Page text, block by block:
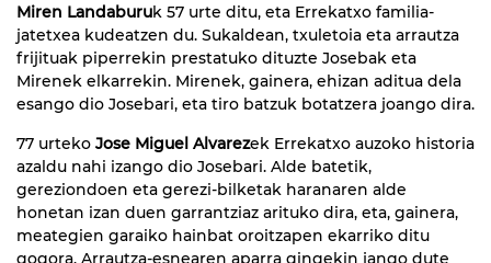
Miren Landaburuk 57 urte ditu, eta Errekatxo familia-
jatetxea kudeatzen du. Sukaldean, txuletoia eta arrautza
frijituak piperrekin prestatuko dituzte Josebak eta
Mirenek elkarrekin. Mirenek, gainera, ehizan aditua dela
esango dio Josebari, eta tiro batzuk botatzera joango dira.
77 urteko Jose Miguel Alvarezek Errekatxo auzoko historia
azaldu nahi izango dio Josebari. Alde batetik,
gereziondoen eta gerezi-bilketak haranaren alde
honetan izan duen garrantziaz arituko dira, eta, gainera,
meategien garaiko hainbat oroitzapen ekarriko ditu
gogora. Arrautza-esnearen aparra gingekin jango dute